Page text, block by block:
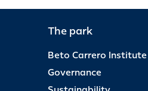
The park
Beto Carrero Institute
Governance